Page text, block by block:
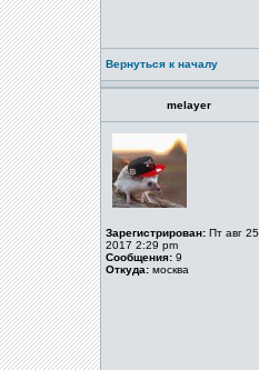
Вернуться к началу
melayer
Зарегистрирован: Пт авг 25,
2017 2:29 pm
Сообщения: 9
Откуда: москва